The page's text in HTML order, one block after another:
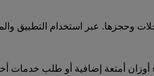
وحجزها. عبر استخدام التطبيق
أوزان أمتعة إضافية أو طلب خدمات